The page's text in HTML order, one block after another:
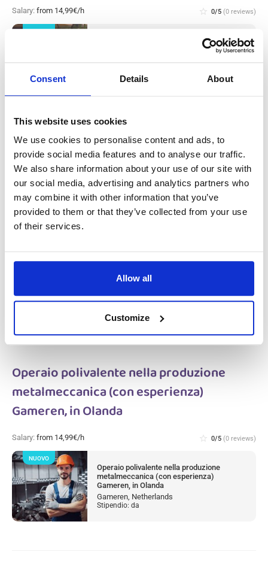
Consent Details About
This website uses cookies
We use cookies to personalise content and ads, to
provide social media features and to analyse our traffic.
We also share information about your use of our site with
our social media, advertising and analytics partners who
may combine it with other information that you’ve
provided to them or that they’ve collected from your use
of their services.
Allow all
Customize
Salary: from 14,99€/h star_border 0/5 (0 reviews)
Operaio addetto alla produzione
metalmeccanica (con esperienza)
Stipendio: da
NUOVO
Operaio/a di produzione e addetto/a alle
pulizie in stabilimento di lavorazione
carne (con esperienza) Haarlem, in Olanda
Salary:
Operaio/a di produzione e addetto/a alle
Olanda
Stipendio: da
Operaio polivalente nella produzione
metalmeccanica (con esperienza)
Gameren, in Olanda
Salary: from 14,99€/h star_border 0/5 (0 reviews)
Operaio polivalente nella produzione
metalmeccanica (con esperienza)
Gameren, in Olanda
Gameren, Netherlands
Stipendio: da
NUOVO